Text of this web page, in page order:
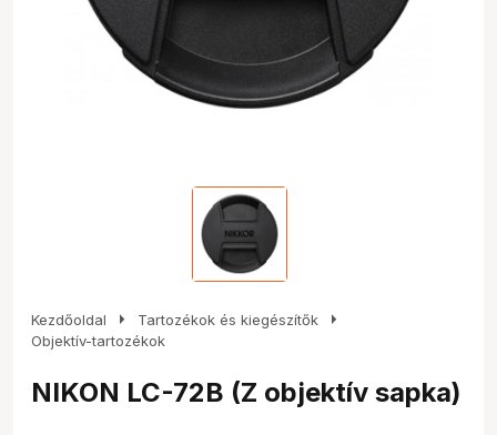
Kezdőoldal arrow_right Tartozékok és kiegészítők arrow_right
Objektív-tartozékok
NIKON LC-72B (Z objektív sapka)